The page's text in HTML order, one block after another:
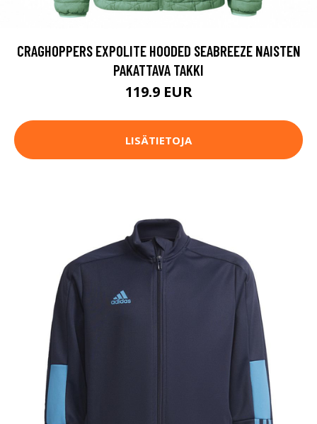
CRAGHOPPERS EXPOLITE HOODED SEABREEZE NAISTEN
PAKATTAVA TAKKI
119.9 EUR
LISÄTIETOJA